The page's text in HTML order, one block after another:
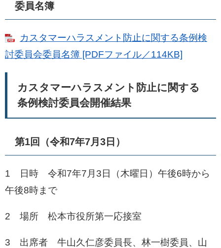
委員名簿
カスタマーハラスメント防止に関する条例検
討委員会委員名簿 [PDFファイル／114KB]
カスタマーハラスメント防止に関する
条例検討委員会開催結果
第1回（令和7年7月3日）
1 日時 令和7年7月3日（木曜日）午後6時から
午後8時まで
2 場所 松本市役所第一応接室
3 出席者 牛山久仁彦委員長、林一樹委員、山